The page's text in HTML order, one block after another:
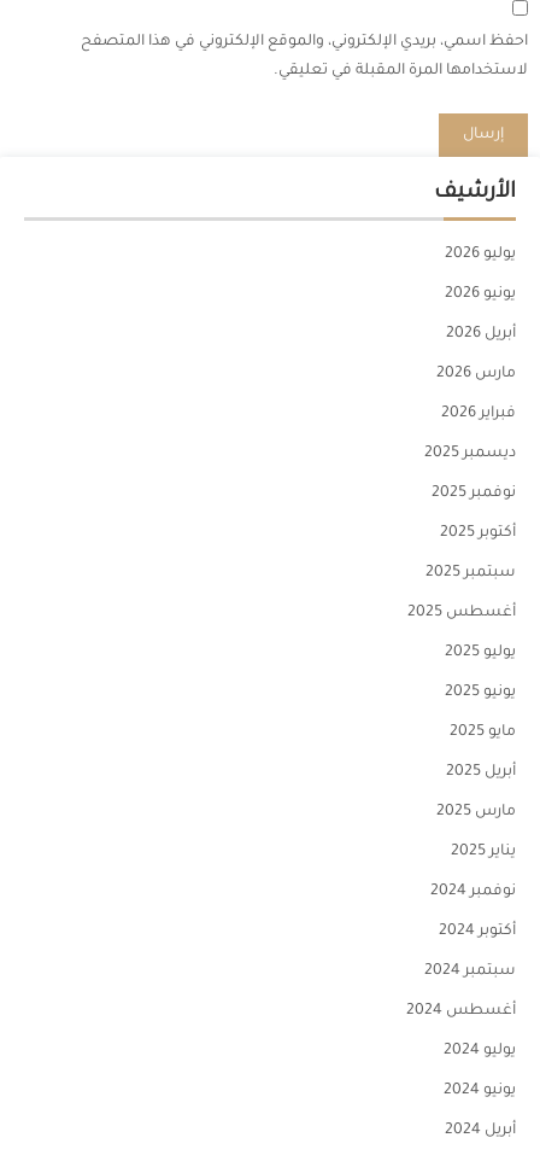
احفظ اسمي، بريدي الإلكتروني، والموقع الإلكتروني في هذا المتصفح
لاستخدامها المرة المقبلة في تعليقي.
الأرشيف
يوليو 2026
يونيو 2026
أبريل 2026
مارس 2026
فبراير 2026
ديسمبر 2025
نوفمبر 2025
أكتوبر 2025
سبتمبر 2025
أغسطس 2025
يوليو 2025
يونيو 2025
مايو 2025
أبريل 2025
مارس 2025
يناير 2025
نوفمبر 2024
أكتوبر 2024
سبتمبر 2024
أغسطس 2024
يوليو 2024
يونيو 2024
أبريل 2024